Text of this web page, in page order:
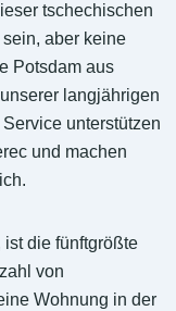
tschechischen
aber keine
Potsdam aus
langjährigen
unterstützen
und machen
ist die fünftgrößte
von
Wohnung in der